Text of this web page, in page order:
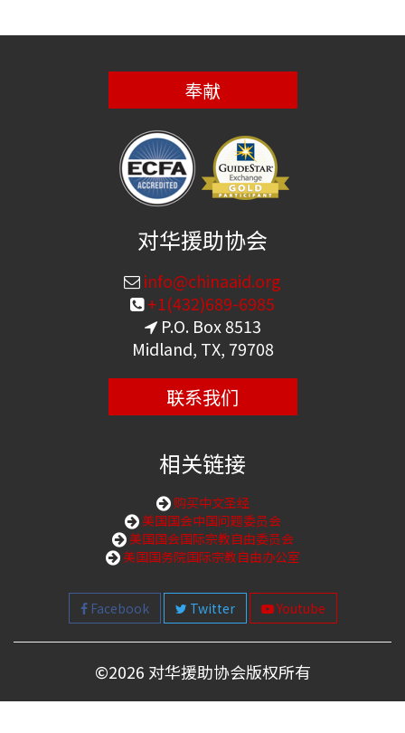
奉献
对华援助协会
info@chinaaid.org
+1(432)689-6985
P.O. Box 8513
Midland, TX, 79708
联系我们
相关链接
购买中文圣经
美国国会中国问题委员会
美国国会国际宗教自由委员会
美国国务院国际宗教自由办公室
Facebook Twitter Youtube
©2026 对华援助协会版权所有